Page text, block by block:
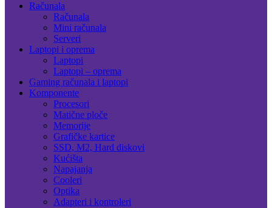
Računala
Računala
Mini računala
Serveri
Laptopi i oprema
Laptopi
Laptopi – oprema
Gaming računala i laptopi
Komponente
Procesori
Matične ploče
Memorije
Grafičke kartice
SSD, M2, Hard diskovi
Kućišta
Napajanja
Cooleri
Optika
Adapteri i kontroleri